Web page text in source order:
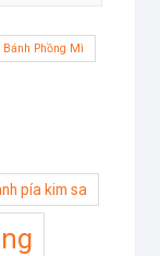
Bánh Phồng Mì
pía kim sa